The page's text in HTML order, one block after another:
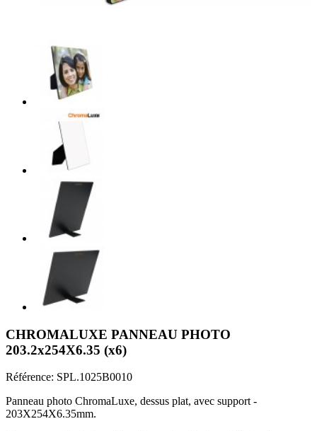
CHROMALUXE PANNEAU PHOTO
203.2x254X6.35 (x6)
Référence: SPL.1025B0010
Panneau photo ChromaLuxe, dessus plat, avec support -
203X254X6.35mm.